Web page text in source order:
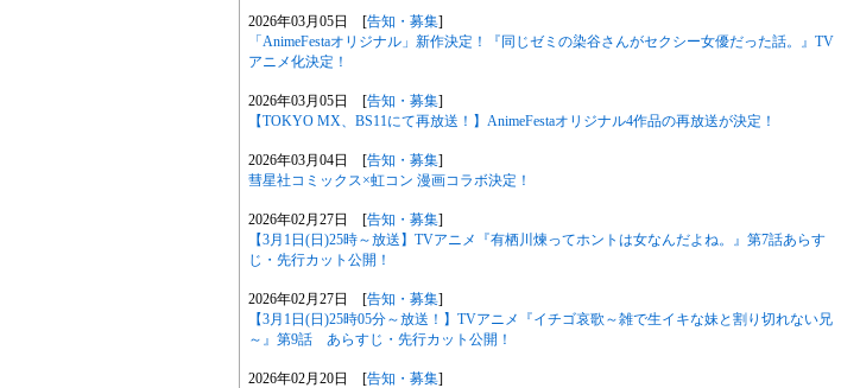
2026年03月05日 [告知・募集]
「AnimeFestaオリジナル」新作決定！『同じゼミの染谷さんがセクシー女優だった話。』TV
アニメ化決定！
2026年03月05日 [告知・募集]
【TOKYO MX、BS11にて再放送！】AnimeFestaオリジナル4作品の再放送が決定！
2026年03月04日 [告知・募集]
彗星社コミックス×虹コン 漫画コラボ決定！
2026年02月27日 [告知・募集]
【3月1日(日)25時～放送】TVアニメ『有栖川煉ってホントは女なんだよね。』第7話あらす
じ・先行カット公開！
2026年02月27日 [告知・募集]
【3月1日(日)25時05分～放送！】TVアニメ『イチゴ哀歌～雑で生イキな妹と割り切れない兄
～』第9話 あらすじ・先行カット公開！
2026年02月20日 [告知・募集]